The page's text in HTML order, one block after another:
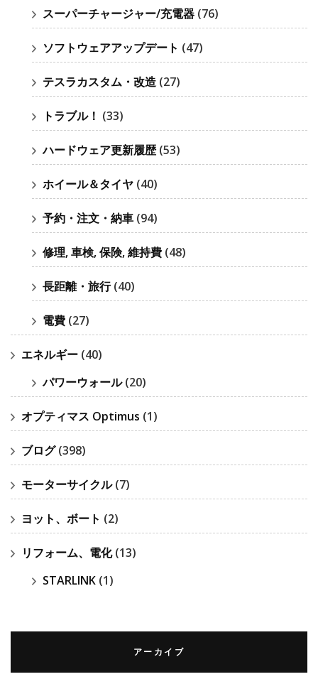
スーパーチャージャー/充電器 (76)
ソフトウェアアップデート (47)
テスラカスタム・改造 (27)
トラブル！ (33)
ハードウェア更新履歴(53)
ホイール＆タイヤ (40)
予約・注文・納車 (94)
修理, 車検, 保険, 維持費 (48)
長距離・旅行(40)
電費 (27)
エネルギー (40)
パワーウォール(20)
オプティマス Optimus (1)
ブログ(398)
モーターサイクル(7)
ヨット、ボート (2)
リフォーム、電化(13)
STARLINK (1)
アーカイブ